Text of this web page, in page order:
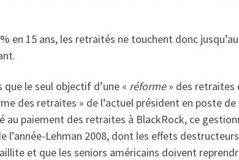
en 15 ans, les retraités ne touchent donc
le seul objectif d’une « réforme» des retraites
des retraites » de l’actuel président en poste
paiement des retraites à BlackRock, ce
l’année-Lehman 2008, dont les effets
et que les seniors américains doivent